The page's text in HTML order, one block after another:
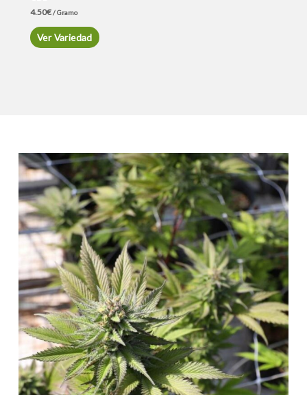
4.50€/ Gramo
Ver Variedad